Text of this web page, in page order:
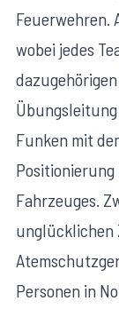
Feuerwehren.
wobei jedes
Funken mit
Positionierung
Fahrzeuges.
unglücklichen
Personen in